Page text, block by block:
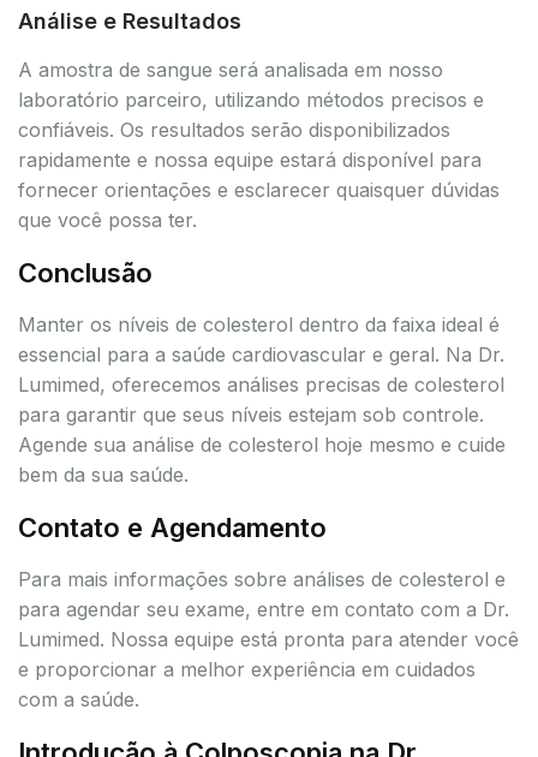
Análise e Resultados
A amostra de sangue será analisada em nosso
laboratório parceiro, utilizando métodos precisos e
confiáveis. Os resultados serão disponibilizados
rapidamente e nossa equipe estará disponível para
fornecer orientações e esclarecer quaisquer dúvidas
que você possa ter.
Conclusão
Manter os níveis de colesterol dentro da faixa ideal é
essencial para a saúde cardiovascular e geral. Na Dr.
Lumimed, oferecemos análises precisas de colesterol
para garantir que seus níveis estejam sob controle.
Agende sua análise de colesterol hoje mesmo e cuide
bem da sua saúde.
Contato e Agendamento
Para mais informações sobre análises de colesterol e
para agendar seu exame, entre em contato com a Dr.
Lumimed. Nossa equipe está pronta para atender você
e proporcionar a melhor experiência em cuidados
com a saúde.